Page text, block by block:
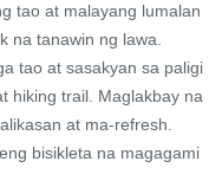
tao at malayang lumalan
na tanawin ng lawa.
tao at sasakyan sa paligi
hiking trail. Maglakbay na
at ma-refresh.
bisikleta na magagami